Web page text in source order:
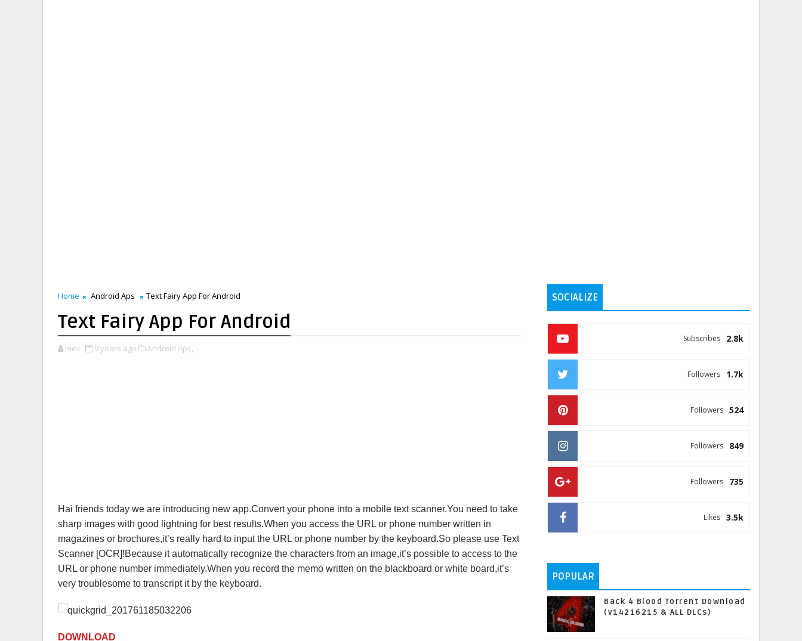
Home Android Aps Text Fairy App For Android
Text Fairy App For Android
mev 9 years ago Android Aps,
Hai friends today we are introducing new app.Convert your phone into a mobile text scanner.You need to take
sharp images with good lightning for best results.When you access the URL or phone number written in
magazines or brochures,it’s really hard to input the URL or phone number by the keyboard.So please use Text
Scanner [OCR]!Because it automatically recognize the characters from an image,it’s possible to access to the
URL or phone number immediately.When you record the memo written on the blackboard or white board,it’s
very troublesome to transcript it by the keyboard.
DOWNLOAD
SOCIALIZE
2.8k
Subscribes
1.7k
Followers
524
Followers
849
Followers
735
Followers
3.5k
Likes
POPULAR
Back 4 Blood Torrent Download
(v14216215 & ALL DLCs)